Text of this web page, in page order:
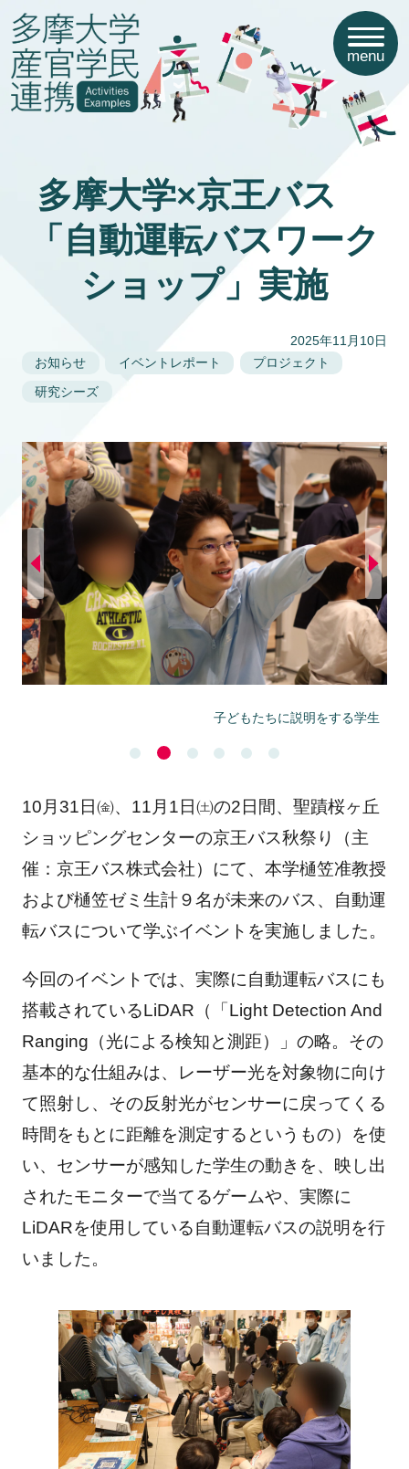
menu
多摩大学×京王バス
「自動運転バスワーク
ショップ」実施
2025年11月10日
お知らせ
イベントレポート
プロジェクト
研究シーズ
子どもたちに説明をする学生
10月31日㈮、11月1日㈯の2日間、聖蹟桜ヶ丘
ショッピングセンターの京王バス秋祭り（主
催：京王バス株式会社）にて、本学樋笠准教授
および樋笠ゼミ生計９名が未来のバス、自動運
転バスについて学ぶイベントを実施しました。
今回のイベントでは、実際に自動運転バスにも
搭載されているLiDAR（「Light Detection And
Ranging（光による検知と測距）」の略。その
基本的な仕組みは、レーザー光を対象物に向け
て照射し、その反射光がセンサーに戻ってくる
時間をもとに距離を測定するというもの）を使
い、センサーが感知した学生の動きを、映し出
されたモニターで当てるゲームや、実際に
LiDARを使用している自動運転バスの説明を行
いました。